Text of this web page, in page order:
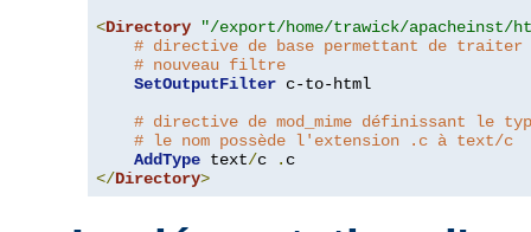
<Directory
"/export/home/trawick/apacheinst/
# directive de base permettant de
# nouveau filtre
SetOutputFilter c-to-html
# directive de mod_mime définissant le
# le nom possède l'extension .c à text/c
AddType text/c .
</Directory>